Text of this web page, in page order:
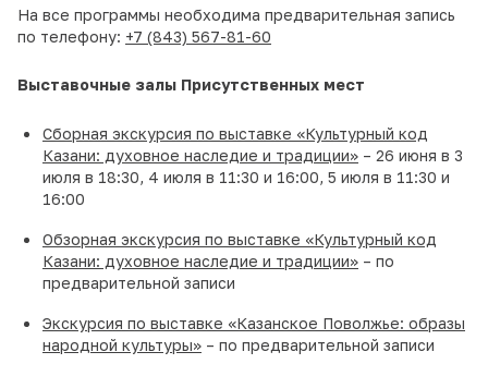
На все программы необходима предварительная запись
по телефону: +7 (843) 567-81-60
Выставочные залы Присутственных мест
Сборная экскурсия по выставке «Культурный код
Казани: духовное наследие и традиции» – 26 июня в 3
июля в 18:30, 4 июля в 11:30 и 16:00, 5 июля в 11:30 и
16:00
Обзорная экскурсия по выставке «Культурный код
Казани: духовное наследие и традиции» – по
предварительной записи
Экскурсия по выставке «Казанское Поволжье: образы
народной культуры» – по предварительной записи